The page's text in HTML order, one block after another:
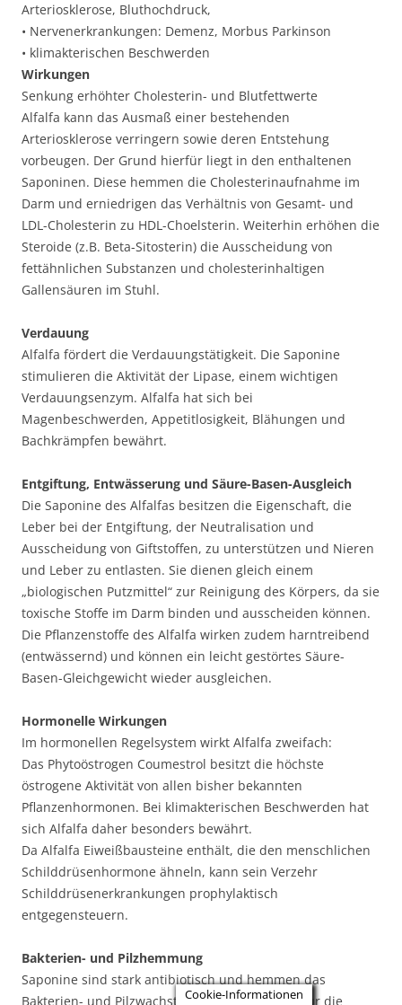
Arteriosklerose, Bluthochdruck,
• Nervenerkrankungen: Demenz, Morbus Parkinson
• klimakterischen Beschwerden
Wirkungen
Senkung erhöhter Cholesterin- und Blutfettwerte
Alfalfa kann das Ausmaß einer bestehenden
Arteriosklerose verringern sowie deren Entstehung
vorbeugen. Der Grund hierfür liegt in den enthaltenen
Saponinen. Diese hemmen die Cholesterinaufnahme im
Darm und erniedrigen das Verhältnis von Gesamt- und
LDL-Cholesterin zu HDL-Choelsterin. Weiterhin erhöhen die
Steroide (z.B. Beta-Sitosterin) die Ausscheidung von
fettähnlichen Substanzen und cholesterinhaltigen
Gallensäuren im Stuhl.
Verdauung
Alfalfa fördert die Verdauungstätigkeit. Die Saponine
stimulieren die Aktivität der Lipase, einem wichtigen
Verdauungsenzym. Alfalfa hat sich bei
Magenbeschwerden, Appetitlosigkeit, Blähungen und
Bachkrämpfen bewährt.
Entgiftung, Entwässerung und Säure-Basen-Ausgleich
Die Saponine des Alfalfas besitzen die Eigenschaft, die
Leber bei der Entgiftung, der Neutralisation und
Ausscheidung von Giftstoffen, zu unterstützen und Nieren
und Leber zu entlasten. Sie dienen gleich einem
„biologischen Putzmittel“ zur Reinigung des Körpers, da sie
toxische Stoffe im Darm binden und ausscheiden können.
Die Pflanzenstoffe des Alfalfa wirken zudem harntreibend
(entwässernd) und können ein leicht gestörtes Säure-
Basen-Gleichgewicht wieder ausgleichen.
Hormonelle Wirkungen
Im hormonellen Regelsystem wirkt Alfalfa zweifach:
Das Phytoöstrogen Coumestrol besitzt die höchste
östrogene Aktivität von allen bisher bekannten
Pflanzenhormonen. Bei klimakterischen Beschwerden hat
sich Alfalfa daher besonders bewährt.
Da Alfalfa Eiweißbausteine enthält, die den menschlichen
Schilddrüsenhormone ähneln, kann sein Verzehr
Schilddrüsenerkrankungen prophylaktisch
entgegensteuern.
Bakterien- und Pilzhemmung
Saponine sind stark antibiotisch und hemmen das
Bakterien- und Pilzwachstum. Ihre Bedeutung für die
Cookie-Informationen